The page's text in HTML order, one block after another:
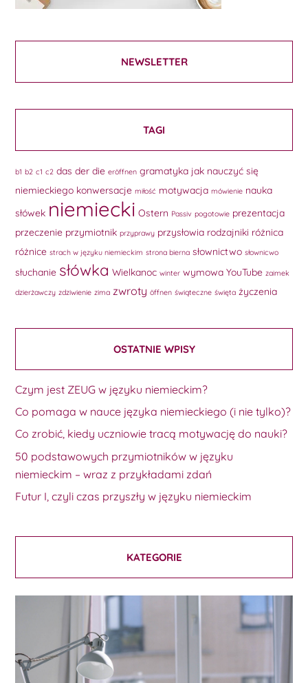
NEWSLETTER
TAGI
b1 b2 c1 c2 das der die eröffnen gramatyka jak nauczyć się
niemieckiego konwersacje miłość motywacja mówienie nauka
słówek niemiecki Ostern Passiv pogotowie prezentacja
przeczenie przymiotnik przyprawy przysłowia rodzajniki różnica
różnice strach w języku niemieckim strona bierna słownictwo słownicwo
słuchanie słówka Wielkanoc winter wymowa YouTube zaimek
dzierżawczy zdziwienie zima zwroty öffnen świąteczne święta życzenia
OSTATNIE WPISY
Czym jest ZEUG w języku niemieckim?
Co pomaga w nauce języka niemieckiego (i nie tylko)?
Co zrobić, kiedy uczniowie tracą motywację do nauki?
50 podstawowych przymiotników w języku
niemieckim – wraz z przykładami zdań
Futur I, czyli czas przyszły w języku niemieckim
KATEGORIE